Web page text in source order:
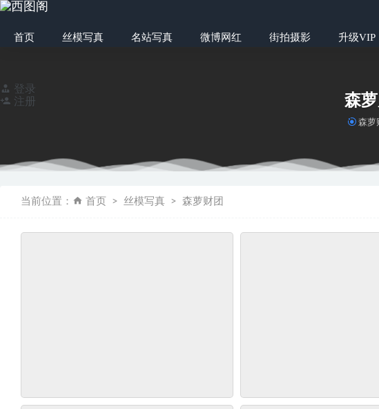
首页 丝模写真 名站写真 微博网红 街拍摄影 升级VIP
登录
注册
森
森萝
当前位置： 首页 丝模写真 森萝财团微博人气博主@皮皮奶可可爱了-